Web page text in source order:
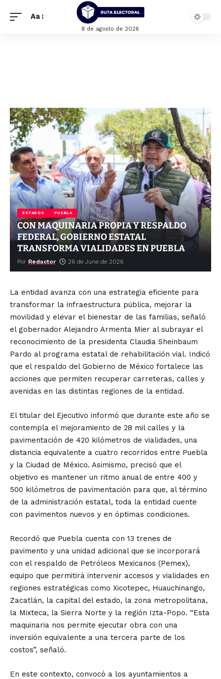
Aa
8 de agosto de 2026
ESTADOS PUEBLA
CON MAQUINARIA PROPIA Y RESPALDO
FEDERAL, GOBIERNO ESTATAL
TRANSFORMA VIALIDADES EN PUEBLA
Por Redactor 26 de June de 2026
La entidad avanza con una estrategia eficiente para
transformar la infraestructura pública, mejorar la
movilidad y elevar el bienestar de las familias, señaló
el gobernador Alejandro Armenta Mier al subrayar el
reconocimiento de la presidenta Claudia Sheinbaum
Pardo al programa estatal de rehabilitación vial. Indicó
que el respaldo del Gobierno de México fortalece las
acciones que permiten recuperar carreteras, calles y
avenidas en las distintas regiones de la entidad.
El titular del Ejecutivo informó que durante este año se
contempla el mejoramiento de 28 mil calles y la
pavimentación de 420 kilómetros de vialidades, una
distancia equivalente a cuatro recorridos entre Puebla
y la Ciudad de México. Asimismo, precisó que el
objetivo es mantener un ritmo anual de entre 400 y
500 kilómetros de pavimentación para que, al término
de la administración estatal, toda la entidad cuente
con pavimentos nuevos y en óptimas condiciones.
Recordó que Puebla cuenta con 13 trenes de
pavimento y una unidad adicional que se incorporará
con el respaldo de Petróleos Mexicanos (Pemex),
equipo que permitirá intervenir accesos y vialidades en
regiones estratégicas como Xicotepec, Huauchinango,
Zacatlán, la capital del estado, la zona metropolitana,
la Mixteca, la Sierra Norte y la región Izta-Popo. “Esta
maquinaria nos permite ejecutar obra con una
inversión equivalente a una tercera parte de los
costos”, señaló.
En este contexto, convocó a los ayuntamientos a